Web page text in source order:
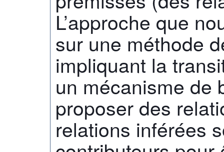
L’approche que
sur une méthode
impliquant la
un mécanisme de
proposer des
relations inférées